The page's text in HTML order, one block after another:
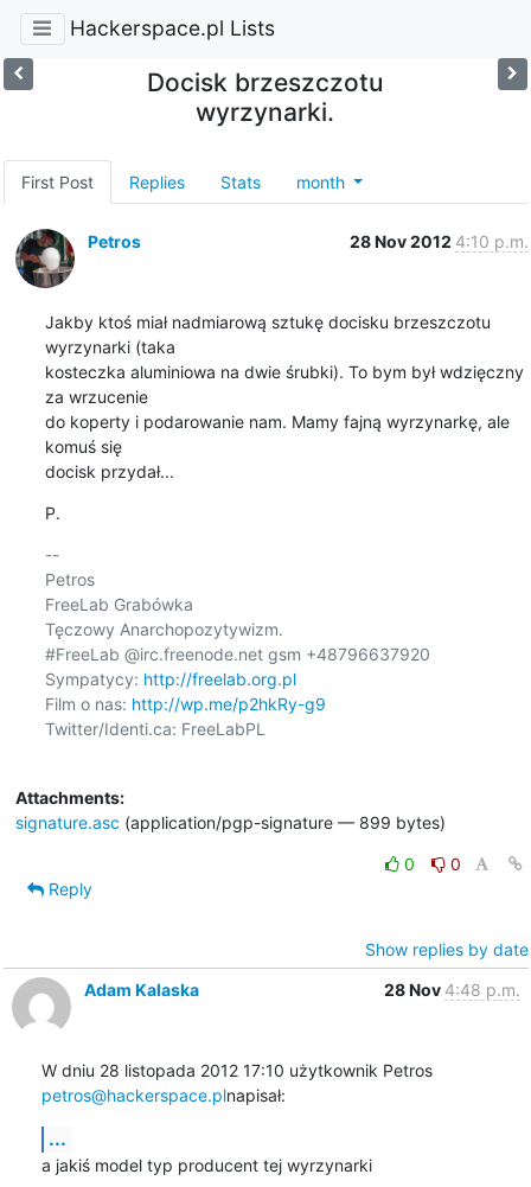
Hackerspace.pl Lists
Docisk brzeszczotu
wyrzynarki.
First Post Replies Stats month
Petros 28 Nov 2012 4:10 p.m.
Jakby ktoś miał nadmiarową sztukę docisku brzeszczotu
wyrzynarki (taka
kosteczka aluminiowa na dwie śrubki). To bym był wdzięczny
za wrzucenie
do koperty i podarowanie nam. Mamy fajną wyrzynarkę, ale
komuś się
docisk przydał...
P.
--
Petros
FreeLab Grabówka
Tęczowy Anarchopozytywizm.
#FreeLab @irc.freenode.net gsm +48796637920
Sympatycy: http://freelab.org.pl
Film o nas: http://wp.me/p2hkRy-g9
Twitter/Identi.ca: FreeLabPL
Attachments:
signature.asc (application/pgp-signature — 899 bytes)
0
0
Reply
Show replies by date
Adam Kalaska
28 Nov 4:48 p.m.
W dniu 28 listopada 2012 17:10 użytkownik Petros
petros@hackerspace.plnapisał:
...
a jakiś model typ producent tej wyrzynarki